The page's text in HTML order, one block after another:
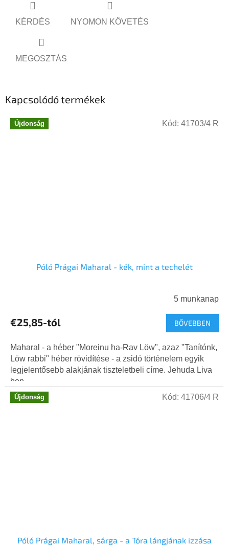
KÉRDÉS NYOMON KÖVETÉS
MEGOSZTÁS
Kapcsolódó termékek
Újdonság
Póló Prágai Maharal - kék, mint a techelét
5 munkanap
€25,85-tól BŐVEBBEN
Maharal - a héber "Moreinu ha-Rav Löw", azaz "Tanítónk,
Löw rabbi" héber rövidítése - a zsidó történelem egyik
legjelentősebb alakjának tiszteletbeli címe. Jehuda Liva
ben...
Kód: 41703/4 R
Újdonság
Póló Prágai Maharal, sárga - a Tóra lángjának izzása
Kód: 41706/4 R